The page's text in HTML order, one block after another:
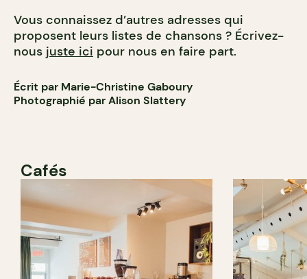
Vous connaissez d’autres adresses qui
proposent leurs listes de chansons ? Écrivez-
nous juste ici pour nous en faire part.
Écrit par Marie-Christine Gaboury
Photographié par Alison Slattery
Cafés